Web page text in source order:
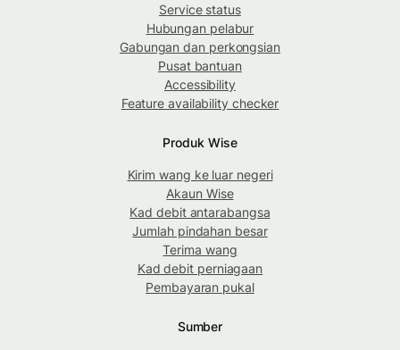
Service status
Hubungan pelabur
Gabungan dan perkongsian
Pusat bantuan
Accessibility
Feature availability checker
Produk Wise
Kirim wang ke luar negeri
Akaun Wise
Kad debit antarabangsa
Jumlah pindahan besar
Terima wang
Kad debit perniagaan
Pembayaran pukal
Sumber